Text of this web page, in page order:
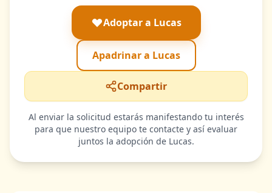
Adoptar a Lucas
Apadrinar a Lucas
Compartir
Al enviar la solicitud estarás manifestando tu interés
para que nuestro equipo te contacte y así evaluar
juntos la adopción de Lucas.